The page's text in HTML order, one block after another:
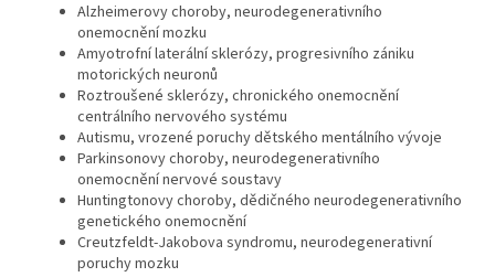
Alzheimerovy choroby, neurodegenerativního
onemocnění mozku
Amyotrofní laterální sklerózy, progresivního zániku
motorických neuronů
Roztroušené sklerózy, chronického onemocnění
centrálního nervového systému
Autismu, vrozené poruchy dětského mentálního vývoje
Parkinsonovy choroby, neurodegenerativního
onemocnění nervové soustavy
Huntingtonovy choroby, dědičného neurodegenerativního
genetického onemocnění
Creutzfeldt-Jakobova syndromu, neurodegenerativní
poruchy mozku